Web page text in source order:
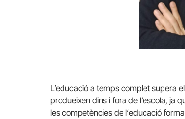
L’educació a temps complet supera
produeixen dins i fora de l’escola, ja
les competències de l‘educació